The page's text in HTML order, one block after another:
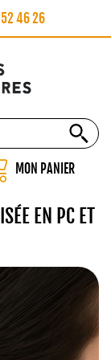
46 26
MON PANIER
EN PC ET